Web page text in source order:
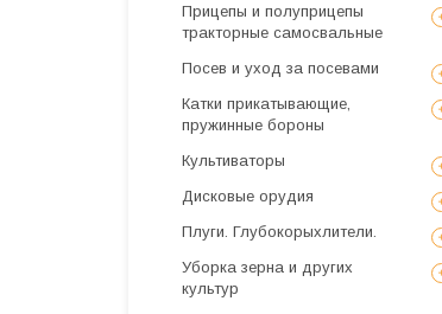
Прицепы и полуприцепы
тракторные самосвальные
Посев и уход за посевами
Катки прикатывающие,
пружинные бороны
Культиваторы
Дисковые орудия
Плуги. Глубокорыхлители.
Уборка зерна и других
культур